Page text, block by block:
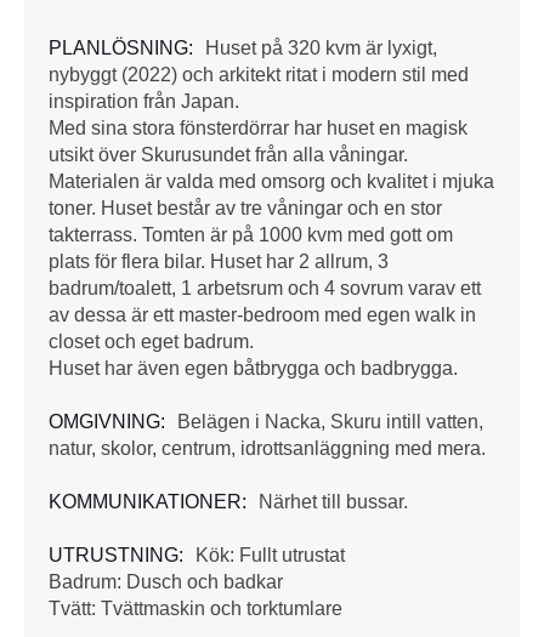
PLANLÖSNING:
Huset på 320 kvm är lyxigt,
nybyggt (2022) och arkitekt ritat i modern stil med
inspiration från Japan.
Med sina stora fönsterdörrar har huset en magisk
utsikt över Skurusundet från alla våningar.
Materialen är valda med omsorg och kvalitet i mjuka
toner. Huset består av tre våningar och en stor
takterrass. Tomten är på 1000 kvm med gott om
plats för flera bilar. Huset har 2 allrum, 3
badrum/toalett, 1 arbetsrum och 4 sovrum varav ett
av dessa är ett master-bedroom med egen walk in
closet och eget badrum.
Huset har även egen båtbrygga och badbrygga.
OMGIVNING:
Belägen i Nacka, Skuru intill vatten,
natur, skolor, centrum, idrottsanläggning med mera.
KOMMUNIKATIONER: Närhet till bussar.
UTRUSTNING:
Kök: Fullt utrustat
Badrum: Dusch och badkar
Tvätt: Tvättmaskin och torktumlare